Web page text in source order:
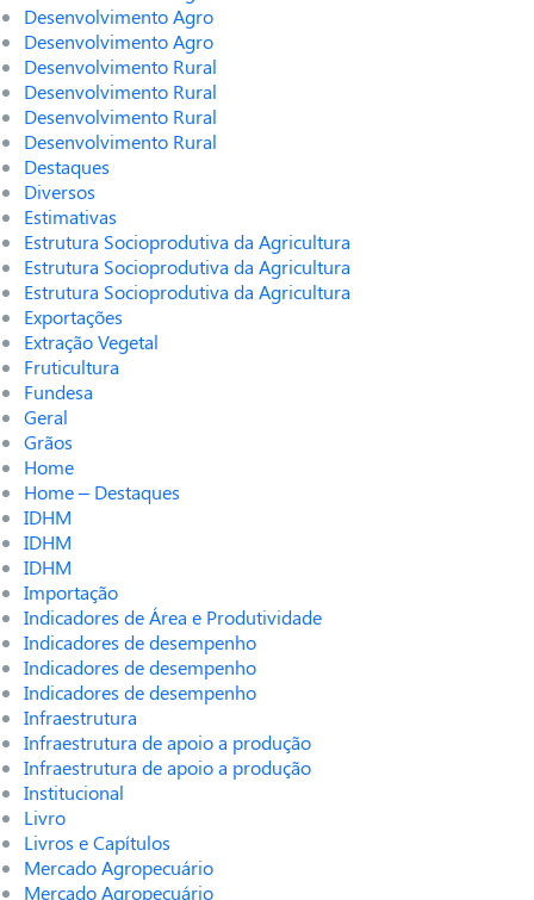
Desenvolvimento Agro
Desenvolvimento Agro
Desenvolvimento Rural
Desenvolvimento Rural
Desenvolvimento Rural
Desenvolvimento Rural
Destaques
Diversos
Estimativas
Estrutura Socioprodutiva da Agricultura
Estrutura Socioprodutiva da Agricultura
Estrutura Socioprodutiva da Agricultura
Exportações
Extração Vegetal
Fruticultura
Fundesa
Geral
Grãos
Home
Home – Destaques
IDHM
IDHM
IDHM
Importação
Indicadores de Área e Produtividade
Indicadores de desempenho
Indicadores de desempenho
Indicadores de desempenho
Infraestrutura
Infraestrutura de apoio a produção
Infraestrutura de apoio a produção
Institucional
Livro
Livros e Capítulos
Mercado Agropecuário
Mercado Agropecuário